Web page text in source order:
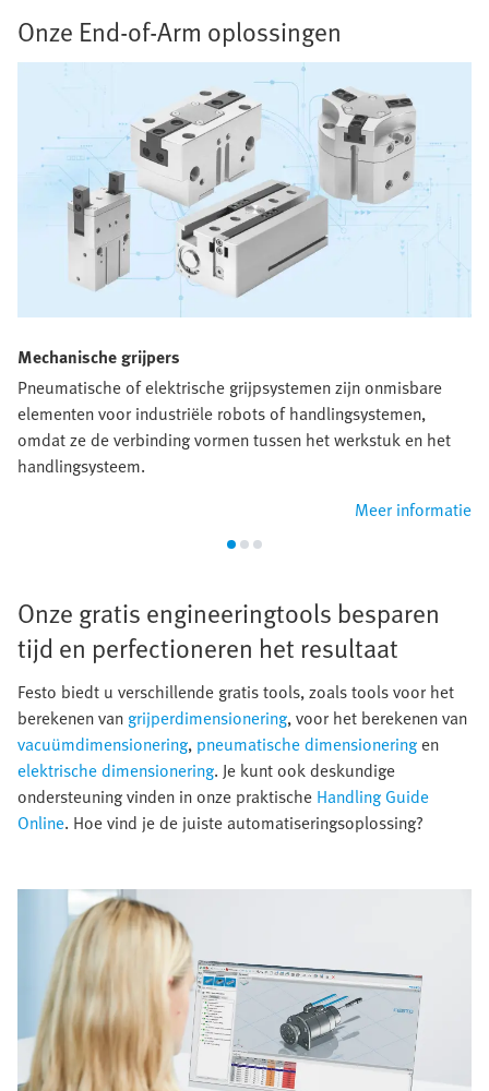
Onze End-of-Arm oplossingen​
Mechanische grijpers​
Pneumatische of elektrische grijpsystemen zijn onmisbare
elementen voor industriële robots of handlingsystemen,
omdat ze de verbinding vormen tussen het werkstuk en het
handlingsysteem.
Meer informatie
Onze gratis engineeringtools besparen
tijd en perfectioneren het resultaat​
​Festo biedt u verschillende gratis tools, zoals tools voor het
berekenen van grijperdimensionering, voor het berekenen van
vacuümdimensionering, pneumatische dimensioneringen
elektrische dimensionering. Je kunt ook deskundige
ondersteuning vinden in onze praktische Handling Guide
Online. Hoe vind je de juiste automatiseringsoplossing?​